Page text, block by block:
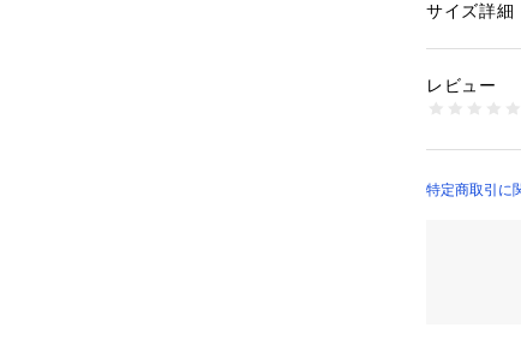
す。
スに仕上げ
膝下から
せてさまざ
性別：レデ
洗濯：洗濯
ン仕上げ
い
サイズ詳細
レビュー
特定商取引に